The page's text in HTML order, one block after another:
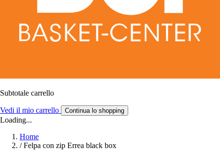
Subtotale carrello
Vedi il mio carrello Continua lo shopping
Loading...
Home
/ Felpa con zip Errea black box